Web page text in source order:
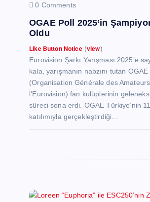
0 Comments
OGAE Poll 2025’in
Oldu
Like Button Notice(view)
Eurovision Şarkı Yarışması 2025’e
kala, yarışmanın nabzını tutan OGAE
(Organisation Générale des
l’Eurovision) fan kulüplerinin
süreci sona erdi. OGAE Türkiye’nin
katılımıyla gerçekleştirdiği…